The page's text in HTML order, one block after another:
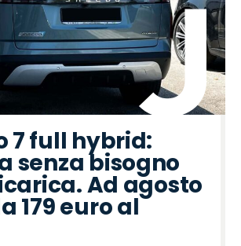
7 full hybrid:
senza bisogno
Ad agosto
179 euro al